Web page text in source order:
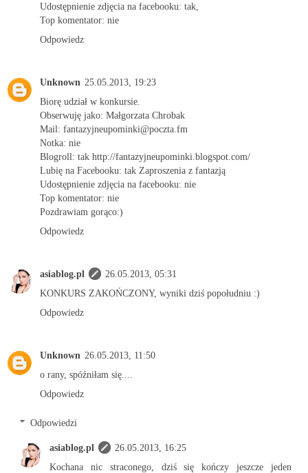
Udostępnienie zdjęcia na facebooku: tak,
Top komentator: nie
Odpowiedz
Unknown 25.05.2013, 19:23
Biorę udział w konkursie.
Obserwuję jako: Małgorzata Chrobak
Mail: fantazyjneupominki@poczta.fm
Notka: nie
Blogroll: tak http://fantazyjneupominki.blogspot.com/
Lubię na Facebooku: tak Zaproszenia z fantazją
Udostępnienie zdjęcia na facebooku: nie
Top komentator: nie
Pozdrawiam gorąco:)
Odpowiedz
asiablog.pl
26.05.2013, 05:31
KONKURS ZAKOŃCZONY, wyniki dziś popołudniu :)
Odpowiedz
Unknown 26.05.2013, 11:50
o rany, spóźniłam się....
Odpowiedz
Odpowiedzi
asiablog.pl
26.05.2013, 16:25
Kochana nic straconego, dziś się kończy jeszcze jeden